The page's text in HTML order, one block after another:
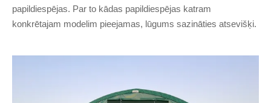
papildiespējas. Par to kādas papildiespējas katram
konkrētajam modelim pieejamas, lūgums sazināties atsevišķi.